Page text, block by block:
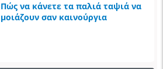
Πώς να κάνετε τα παλιά ταψιά να
μοιάζουν σαν καινούργια